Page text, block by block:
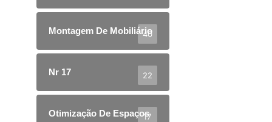
Montagem De Mobiliário
40
Nr 17 22
Otimização De Espaços
17